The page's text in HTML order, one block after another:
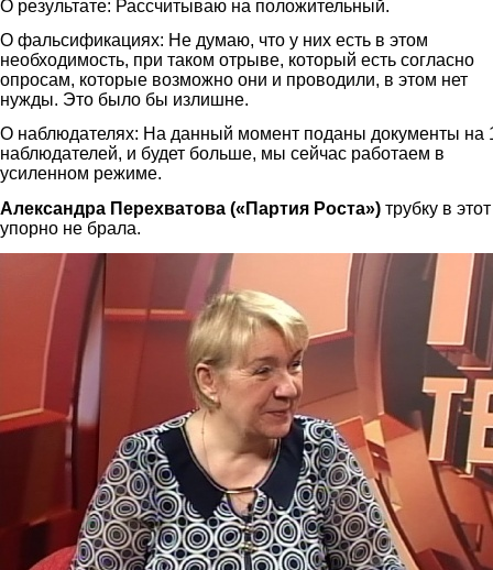
О результате: Рассчитываю на положительный.
О фальсификациях: Не думаю, что у них есть в этом
необходимость, при таком отрыве, который есть согласно
опросам, которые возможно они и проводили, в этом нет
нужды. Это было бы излишне.
О наблюдателях: На данный момент поданы документы на
наблюдателей, и будет больше, мы сейчас работаем в
усиленном режиме.
Александра Перехватова («Партия Роста») трубку в
упорно не брала.